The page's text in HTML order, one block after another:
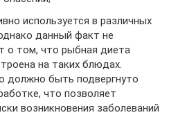
используется в различных
данный факт не
о том, что рыбная диета
на таких блюдах.
должно быть подвергнуто
что позволяет
возникновения заболеваний